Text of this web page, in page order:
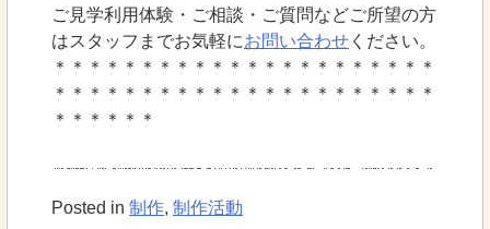
ご見学利用体験・ご相談・ご質問などご所望の方
はスタッフまでお気軽にお問い合わせ ください。
＊＊＊＊＊＊＊＊＊＊＊＊＊＊＊＊＊＊＊＊＊＊
＊＊＊＊＊＊＊＊＊＊＊＊＊＊＊＊＊＊＊＊＊＊
＊＊＊＊＊＊
Posted in 制作, 制作活動